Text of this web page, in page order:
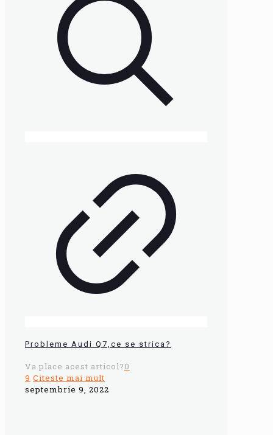
Probleme Audi Q7,ce se strica?
Va place acest articol?0
9 Citeste mai mult
septembrie 9, 2022